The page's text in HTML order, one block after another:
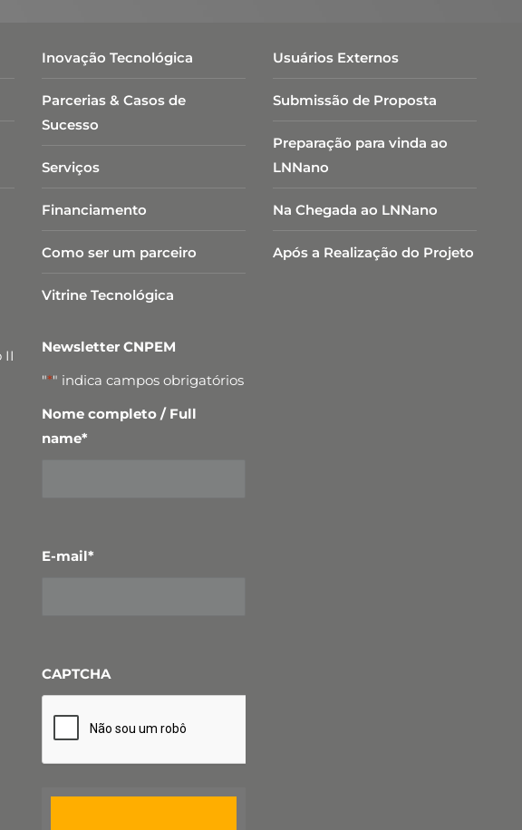
Inovação Tecnológica
Parcerias & Casos de
Sucesso
Serviços
Financiamento
Como ser um parceiro
Vitrine Tecnológica
Usuários Externos
Submissão de Proposta
Preparação para vinda ao
LNNano
Na Chegada ao LNNano
Após a Realização do Projeto
II
Newsletter CNPEM
"*" indica campos obrigatórios
Nome completo / Full
name*
E-mail*
CAPTCHA